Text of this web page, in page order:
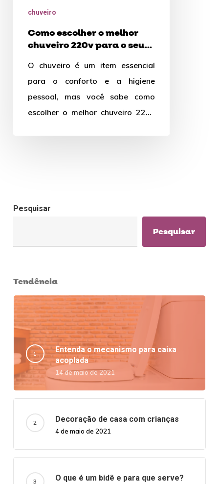
para
banheiro
chuveiro
Como escolher o melhor
chuveiro 220v para o seu
O chuveiro é um item essencial
para o conforto e a higiene
pessoal, mas você sabe como
escolher o melhor chuveiro 220v
Pesquisar
Pesquisar
Tendência
Entenda o mecanismo para caixa
acoplada
14 de maio de 2021
Decoração de casa com crianças
4 de maio de 2021
O que é um bidê e para que serve?